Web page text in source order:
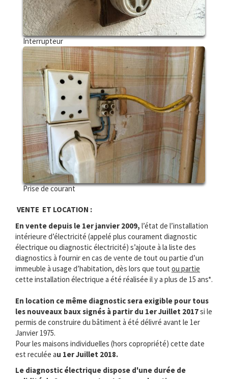
Interrupteur
Prise de courant
VENTE ET LOCATION :
En vente depuis le 1er janvier 2009, l’état de l’installation
intérieure d’électricité (appelé plus courament diagnostic
électrique ou diagnostic électricité) s’ajoute à la liste des
diagnostics à fournir en cas de vente de tout ou partie d’un
immeuble à usage d’habitation, dès lors que tout ou partie
cette installation électrique a été réalisée il y a plus de 15 ans*.
En location ce même diagnostic sera exigible pour tous
les nouveaux baux signés à partir du 1er Juillet 2017si le
permis de construire du bâtiment à été délivré avant le 1er
Janvier 1975.
Pour les maisons individuelles (hors copropriété) cette date
est reculée au 1er Juillet 2018.
Le diagnostic électrique dispose d'une durée de